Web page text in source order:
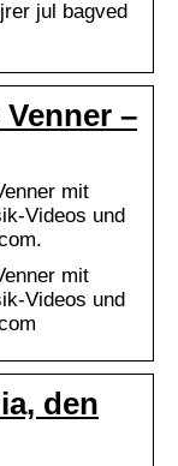
jul bagved
–
mit
Videos und
mit
Videos und
den